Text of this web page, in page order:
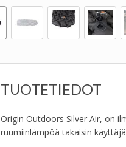
TUOTETIEDOT
Origin Outdoors Silver Air, on
ruumiinlämpöä takaisin